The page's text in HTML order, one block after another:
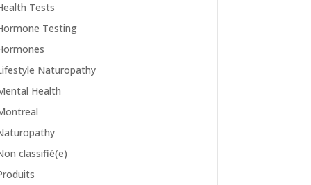
Tests
Testing
Naturopathy
Health
classifié(e)